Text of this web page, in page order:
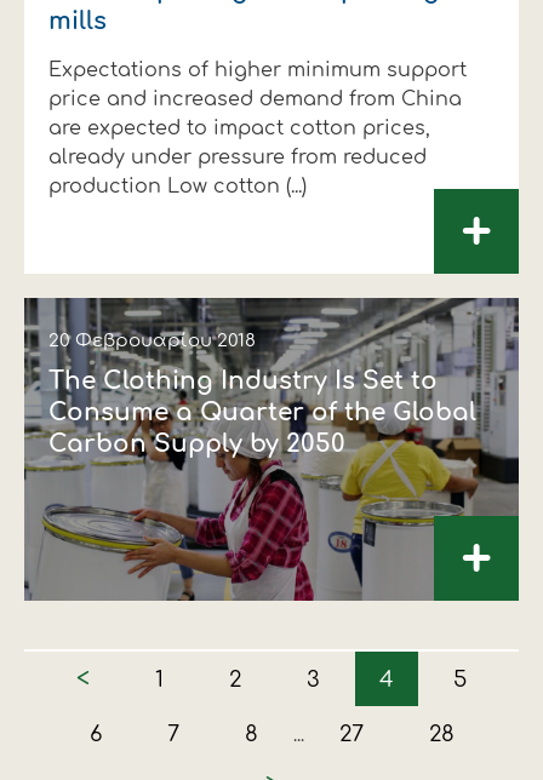
mills
Expectations of higher minimum support
price and increased demand from China
are expected to impact cotton prices,
already under pressure from reduced
production Low cotton (...)
+
20 Φεβρουαρίου 2018
The Clothing Industry Is Set to
Consume a Quarter of the Global
Carbon Supply by 2050
+
< 1 2 3 4 5
6 7 8 ... 27 28